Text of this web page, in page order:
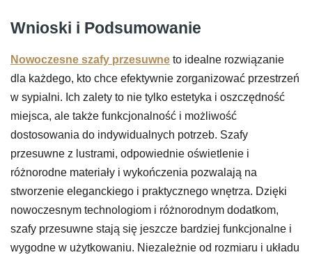
Wnioski i Podsumowanie
Nowoczesne szafy przesuwne to idealne rozwiązanie
dla każdego, kto chce efektywnie zorganizować przestrzeń
w sypialni. Ich zalety to nie tylko estetyka i oszczędność
miejsca, ale także funkcjonalność i możliwość
dostosowania do indywidualnych potrzeb. Szafy
przesuwne z lustrami, odpowiednie oświetlenie i
różnorodne materiały i wykończenia pozwalają na
stworzenie eleganckiego i praktycznego wnętrza. Dzięki
nowoczesnym technologiom i różnorodnym dodatkom,
szafy przesuwne stają się jeszcze bardziej funkcjonalne i
wygodne w użytkowaniu. Niezależnie od rozmiaru i układu